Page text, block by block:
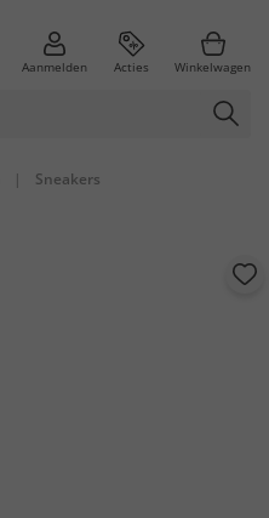
Aanmelden Acties Winkelwagen
| Sneakers